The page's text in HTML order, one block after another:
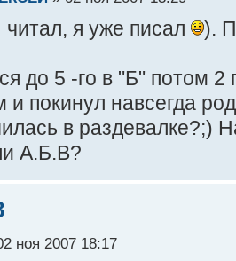
я уже писал
).
до 5 -го в "Б" потом 2
и покинул навсегда
в раздевалке?;)
А.Б.В?
ноя 2007 18:17